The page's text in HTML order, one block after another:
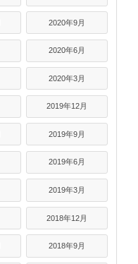
2020年9月
2020年6月
2020年3月
2019年12月
2019年9月
2019年6月
2019年3月
2018年12月
2018年9月